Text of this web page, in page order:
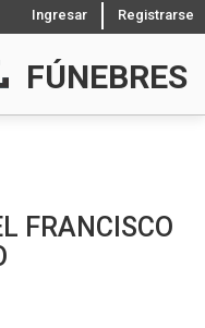
Ingresar Registrarse
FÚNEBRES
FRANCISCO